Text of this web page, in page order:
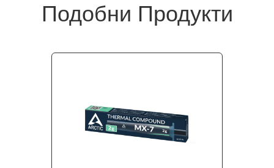
Подобни Продукти